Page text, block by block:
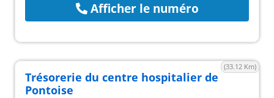
Afficher le numéro
(33.12 Km)
Trésorerie du centre hospitalier de
Pontoise